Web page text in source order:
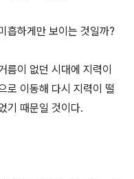
흡하게만 보이는 것일까?
름이 없던 시대에 지력이
로 이동해 다시 지력이 떨
기 때문일 것이다.